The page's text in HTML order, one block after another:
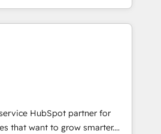
Impact Award 🏆2015
Award 🏆2014 HubSpot
HubSpot Marketplace
1997
industry expertise, we fuse
and AI innovation to deliver
• Onboarding for
& Content Hubs • AI voice
automation, and smart
+ HubSpot integration •
sales enablement • Website
• ERP integration: SAP,
HubSpot partner for
that want to grow smarter.